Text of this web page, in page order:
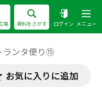
場 資料をさがす ログイン メニュー
ランタ便り⑮
お気に入りに追加